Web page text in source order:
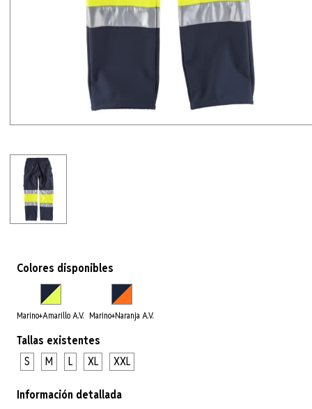
Colores disponibles
Marino+Amarillo A.V. Marino+Naranja A.V.
Tallas existentes
S
M L XL XXL
Información detallada